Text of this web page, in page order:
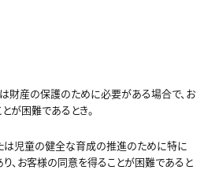
財産の保護のために必要がある場合で、お
が困難であるとき。
は児童の健全な育成の推進のために特に
、お客様の同意を得ることが困難であると